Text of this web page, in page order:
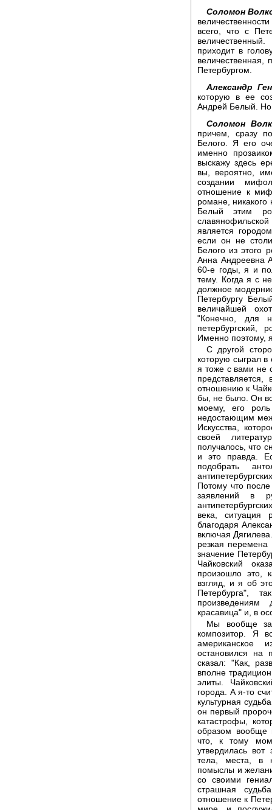
Соломон
всего, что с
приходит в
величественная,
Петербургом.
Александр
которую в ее
Андрей Белый. Но
Соломон
причем, сразу
Белого. Я его
именно
выскажу здесь
вы, вероятно,
создании
отношение к
романе, никакого
Белый этим
является
если он не
Белого из этого
Анна Андреевна
60-е годы, я и
тему. Когда я с
должное
Петербургу
величайшей
"Конечно, для
петербургский,
Именно поэтому,
С другой
которую сыграл
я тоже с вами не
отношению к
бы, не было. Он
моему, его
недостающим
Искусства,
своей
получалось, что
и это правда.
подобрать
Потому что
заявлений в
века, ситуация
благодаря
включая
резкая
значение
Чайковский
произошло это,
взгляд, и я об
Петербурга",
красавица" и, в
Мы вообще
композитор. Я
американское
остановился на
сказал: "Как,
вполне
элиты.
города. А я-то
культурная
он первый
катастрофы,
образом вообще
что, к тому
утвердилась вот
тела, места, в
помыслы и
со своими
страшная
отношение к